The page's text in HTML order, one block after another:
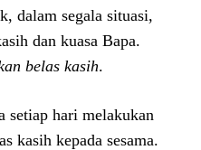
dalam segala situasi,
dan kuasa Bapa.
belas kasih.
setiap hari melakukan
kasih kepada sesama.